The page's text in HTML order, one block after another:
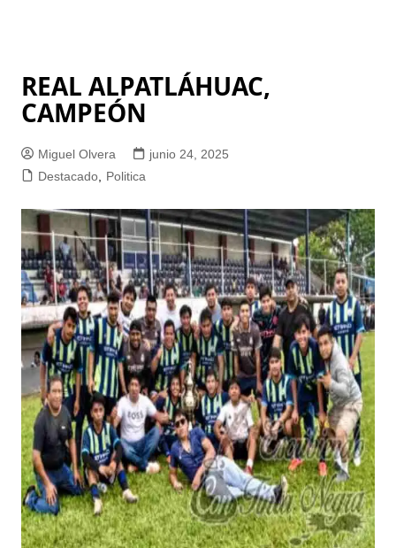
REAL ALPATLÁHUAC,
CAMPEÓN
Miguel Olvera
junio 24, 2025
Destacado, Politica